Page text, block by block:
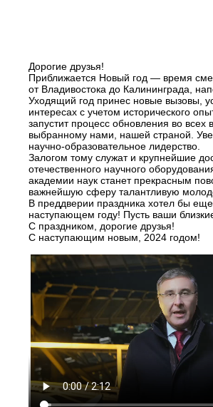
Дорогие друзья!
Приближается Новый год — время
от Владивостока до Калининграда,
Уходящий год принес новые вызовы,
интересах с учетом исторического
запустит процесс обновления во
выбранному нами, нашей страной.
научно-образовательное лидерство.
Залогом тому служат и крупнейшие
отечественного научного
академии наук станет прекрасным
важнейшую сферу талантливую
В преддверии праздника хотел бы еще
наступающем году! Пусть ваши
С праздником, дорогие друзья!
С наступающим новым, 2024 годом!